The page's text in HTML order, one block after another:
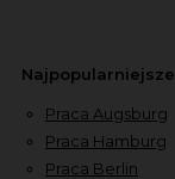
Praca Augsburg
Praca Hamburg
Praca Berlin